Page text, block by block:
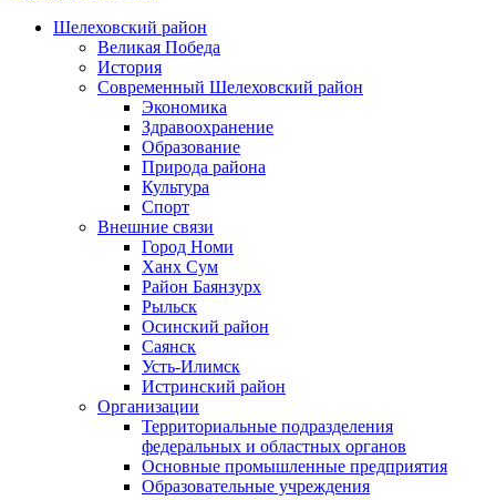
Шелеховский район
Великая Победа
История
Современный Шелеховский район
Экономика
Здравоохранение
Образование
Природа района
Культура
Спорт
Внешние связи
Город Номи
Ханх Сум
Район Баянзурх
Рыльск
Осинский район
Саянск
Усть-Илимск
Истринский район
Организации
Территориальные подразделения
федеральных и областных органов
Основные промышленные предприятия
Образовательные учреждения